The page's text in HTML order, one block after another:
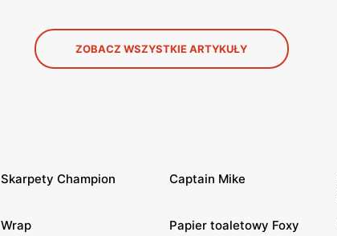
ZOBACZ WSZYSTKIE ARTYKUŁY
Skarpety Champion Captain Mike
Wrap Papier toaletowy Foxy